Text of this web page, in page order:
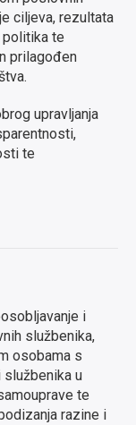
ciljeva, rezultata
politika te
prilagođen
upravljanja
te
i
službenika,
osobama s
službenika u
te
razine i